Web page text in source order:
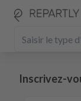
Inscrivez-